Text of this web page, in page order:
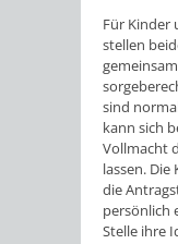
Für Kinder
stellen
sind
kann sich
Vollmacht
lassen. Die
die
persönlich
Stelle ihre